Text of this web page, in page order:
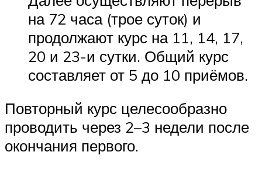
на 72 часа (трое суток) и
продолжают курс на 11, 14, 17,
20 и 23-и сутки. Общий курс
составляет от 5 до 10 приёмов.
Повторный курс целесообразно
проводить через 2–3 недели после
окончания первого.